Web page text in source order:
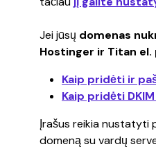
Jei jūsų domenas
Hostinger ir Titan el.
Kaip pridėti ir
Kaip pridėti
Įrašus reikia nustatyti
domeną su vardų